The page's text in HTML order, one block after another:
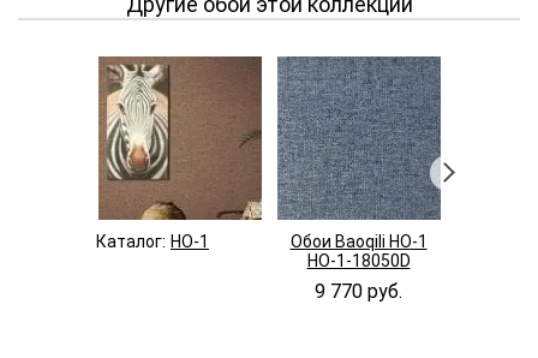
Каталог: HO-1
Обои Baoqili HO-1
HO-1-18050D
9 770 руб.